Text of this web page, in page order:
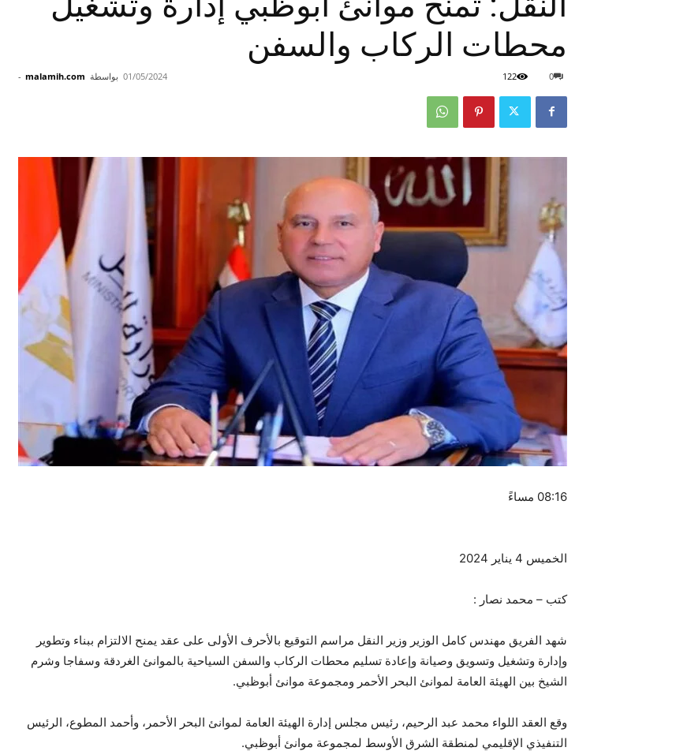
محطات الركاب والسفن
بواسطة malamih.com
- 01/05/2024 0
122
08:16 مساءً
الخميس 4 يناير 2024
كتب – محمد نصار :
شهد الفريق مهندس كامل الوزير وزير النقل مراسم التوقيع بالأحرف الأولى على عقد يمنح الالتزام ببناء وتطوير
وإدارة وتشغيل وتسويق وصيانة وإعادة تسليم محطات الركاب والسفن السياحية بالموانئ الغردقة وسفاجا وشرم
الشيخ بين الهيئة العامة لموانئ البحر الأحمر ومجموعة موانئ أبوظبي.
وقع العقد اللواء محمد عبد الرحيم، رئيس مجلس إدارة الهيئة العامة لموانئ البحر الأحمر، وأحمد المطوع، الرئيس
التنفيذي الإقليمي لمنطقة الشرق الأوسط لمجموعة موانئ أبوظبي.